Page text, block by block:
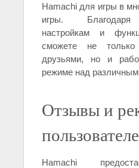
Hamachi для игры в
игры. Благодаря
настройкам и
сможете не
друзьями, но и
режиме над
Отзывы и
Hamachi